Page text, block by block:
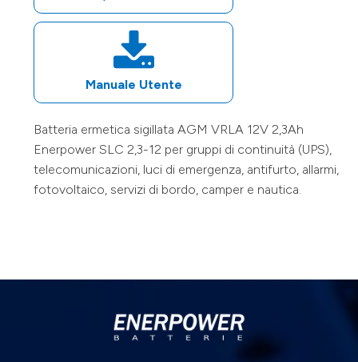
Manuale Utente
Batteria ermetica sigillata AGM VRLA 12V 2,3Ah
EnerpowerSLC 2,3-12 per gruppi di continuità (UPS),
telecomunicazioni, luci di emergenza, antifurto, allarmi,
fotovoltaico, servizi di bordo, camper e nautica.